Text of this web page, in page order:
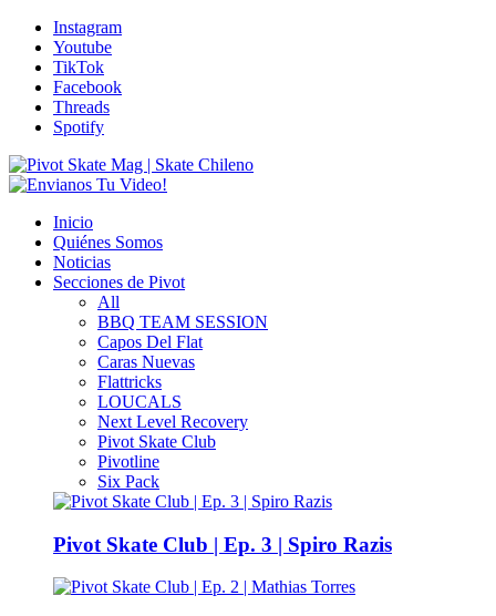
Instagram
Youtube
TikTok
Facebook
Threads
Spotify
Inicio
Quiénes Somos
Noticias
Secciones de Pivot
All
BBQ TEAM SESSION
Capos Del Flat
Caras Nuevas
Flattricks
LOUCALS
Next Level Recovery
Pivot Skate Club
Pivotline
Six Pack
Pivot Skate Club | Ep. 3 | Spiro Razis